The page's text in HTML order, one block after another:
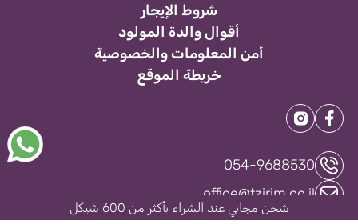
شروط الإيجار
أقوال والدة المولود
أمن المعلومات والخصوصية
خريطة الموقع
054-9688530
office@tzirim.co.il
شحن مجاني عند الشراء بأكثر من 600 شيكل